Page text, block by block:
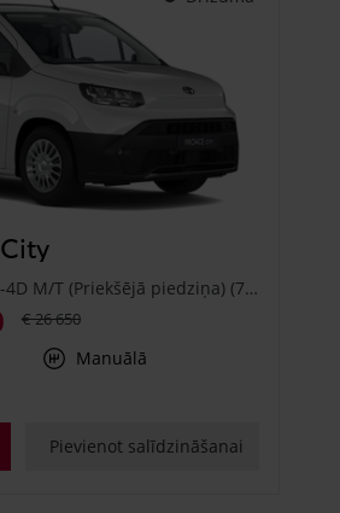
Professional Plus 1.5 D-4D M/T (Priekšējā piedziņa) (75 kW)
€ 26 650
Manuālā
Pievienot salīdzināšanai